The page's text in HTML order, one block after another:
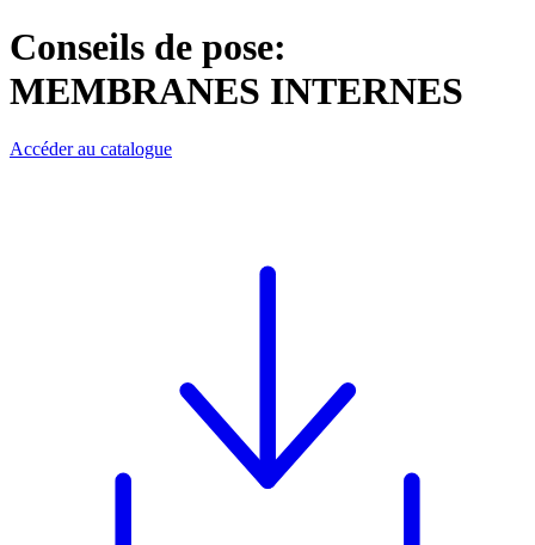
Conseils de pose:
MEMBRANES INTERNES
Accéder au catalogue